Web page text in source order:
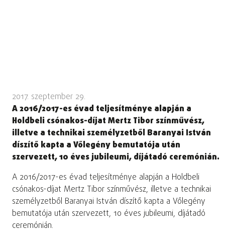
2017. szeptember 29.
A 2016/2017-es évad teljesítménye alapján a
Holdbeli csónakos-díjat Mertz Tibor színművész,
illetve a technikai személyzetből Baranyai István
díszítő kapta a Vőlegény bemutatója után
szervezett, 10 éves jubileumi, díjátadó ceremónián.
A 2016/2017-es évad teljesítménye alapján a Holdbeli
csónakos-díjat Mertz Tibor színművész, illetve a technikai
személyzetből Baranyai István díszítő kapta a Vőlegény
bemutatója után szervezett, 10 éves jubileumi, díjátadó
ceremónián.